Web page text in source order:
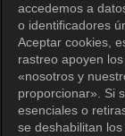
accedemos a
o identificadores
Aceptar cookies,
rastreo apoyen
«nosotros y
proporcionar». Si
esenciales o
se deshabilitan